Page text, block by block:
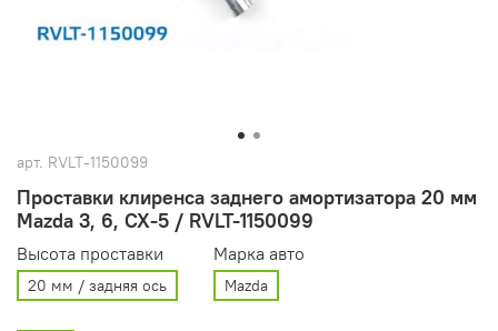
арт. RVLT-1150099
Проставки клиренса заднего амортизатора 20 мм
Mazda 3, 6, CX-5 / RVLT-1150099
Высота проставки
20 мм / задняя ось
Марка авто
Mazda